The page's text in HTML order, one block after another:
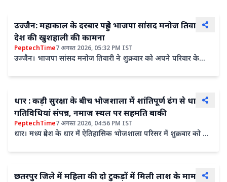
उज्जैन: महाकाल के दरबार पहुंचे भाजपा सांसद मनोज तिवारी,
देश की खुशहाली की कामना
PeptechTime7 अगस्त 2026, 05:32 PM IST
उज्जैन। भाजपा सांसद मनोज तिवारी ने शुक्रवार को अपने परिवार के
धार : कड़ी सुरक्षा के बीच भोजशाला में शांतिपूर्ण ढंग से धार्मिक
गतिविधियां संपन्न, नमाज स्थल पर सहमति बाकी
PeptechTime7 अगस्त 2026, 04:56 PM IST
धार। मध्य प्रदेश के धार में ऐतिहासिक भोजशाला परिसर में शुक्रवार को हिंदू
छतरपुर जिले में महिला की दो टुकड़ों में मिली लाश के मामले में